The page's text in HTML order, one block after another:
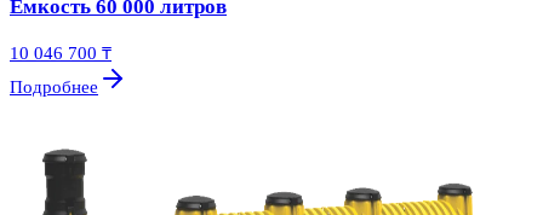
Емкость 60 000 литров
10 046 700 ₸
Подробнее